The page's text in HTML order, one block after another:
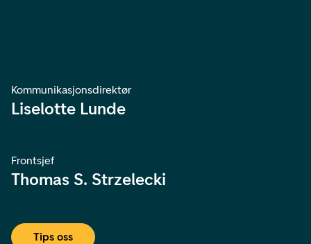
Kommunikasjonsdirektør
Liselotte Lunde
Frontsjef
Thomas S. Strzelecki
Tips oss